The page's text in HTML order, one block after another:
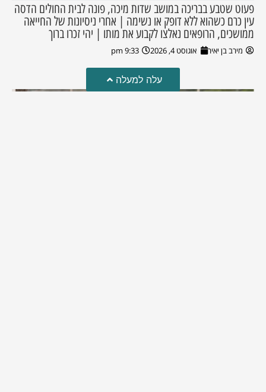
פעוט שטבע בבריכה במושב שדות מיכה, פונה לבית החולים הדסה
עין כרם כשהוא ללא דופק או נשימה | אחרי ניסיונות של החייאה
ממושכים, הרופאים נאלצו לקבוע את מותו | יהי זכרו ברוך
מירב בן יאיר אוגוסט 4, 2026 9:33 pm
עלה למעלה